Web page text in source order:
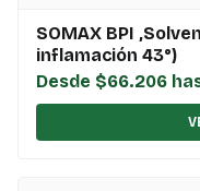
SOMAX BPI
inflamación 43°)
Desde $66.206